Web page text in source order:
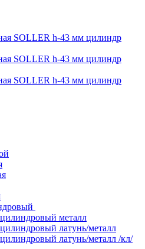
металл
латунь/металл
латунь/металл /кл/